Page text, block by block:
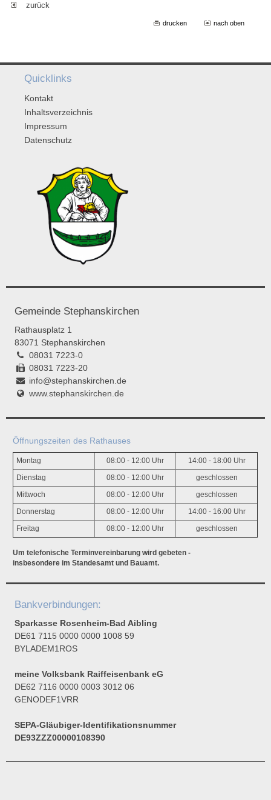
zurück
drucken nach oben
Quicklinks
Kontakt
Inhaltsverzeichnis
Impressum
Datenschutz
Gemeinde Stephanskirchen
Rathausplatz 1
83071 Stephanskirchen
08031 7223-0
08031 7223-20
info@stephanskirchen.de
www.stephanskirchen.de
Öffnungszeiten des Rathauses
Montag 08:00 - 12:00 Uhr 14:00 - 18:00 Uhr
Dienstag 08:00 - 12:00 Uhr geschlossen
Mittwoch 08:00 - 12:00 Uhr geschlossen
Donnerstag 08:00 - 12:00 Uhr 14:00 - 16:00 Uhr
Freitag 08:00 - 12:00 Uhr geschlossen
Um telefonische Terminvereinbarung wird gebeten -
insbesondere im Standesamt und Bauamt.
Bankverbindungen:
Sparkasse Rosenheim-Bad Aibling
DE61 7115 0000 0000 1008 59
BYLADEM1ROS
meine Volksbank Raiffeisenbank eG
DE62 7116 0000 0003 3012 06
GENODEF1VRR
SEPA-Gläubiger-Identifikationsnummer
DE93ZZZ00000108390